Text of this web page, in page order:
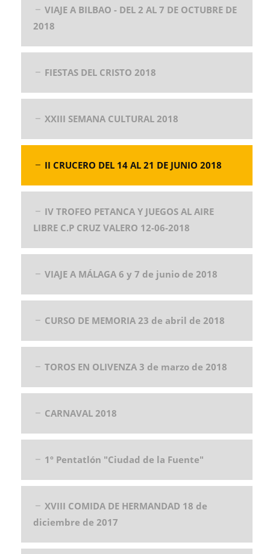
VIAJE A BILBAO - DEL 2 AL 7 DE OCTUBRE DE
2018
FIESTAS DEL CRISTO 2018
XXIII SEMANA CULTURAL 2018
II CRUCERO DEL 14 AL 21 DE JUNIO 2018
IV TROFEO PETANCA Y JUEGOS AL AIRE
LIBRE C.P CRUZ VALERO 12-06-2018
VIAJE A MÁLAGA 6 y 7 de junio de 2018
CURSO DE MEMORIA 23 de abril de 2018
TOROS EN OLIVENZA 3 de marzo de 2018
CARNAVAL 2018
1º Pentatlón "Ciudad de la Fuente"
XVIII COMIDA DE HERMANDAD 18 de
diciembre de 2017